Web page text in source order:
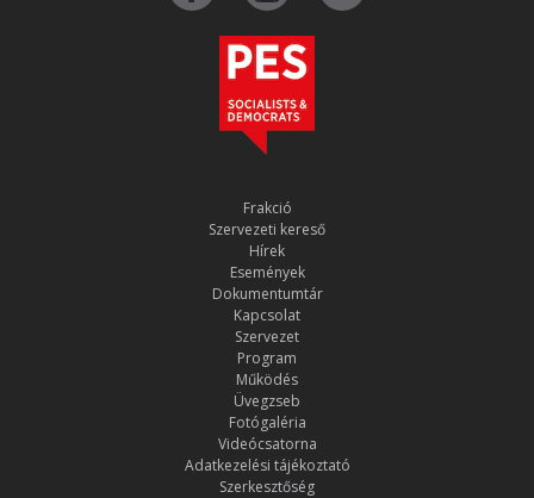
Frakció
Szervezeti kereső
Hírek
Események
Dokumentumtár
Kapcsolat
Szervezet
Program
Működés
Üvegzseb
Fotógaléria
Videócsatorna
Adatkezelési tájékoztató
Szerkesztőség